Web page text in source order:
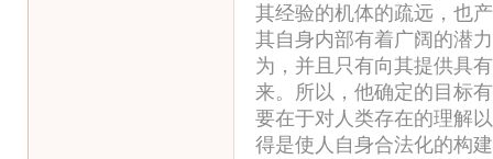
其经验的机体的疏远，也
其自身内部有着广阔的潜
为，并且只有向其提供具
来。所以，他确定的目标
要在于对人类存在的理解
得是使人自身合法化的构